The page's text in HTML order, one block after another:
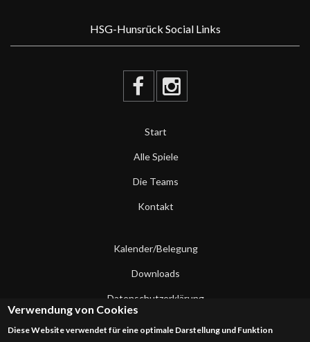
HSG-Hunsrück Social Links
Start
Alle Spiele
Die Teams
Kontakt
Kalender/Belegung
Downloads
Datenschutzerklärung
Verwendung von Cookies
Diese Website verwendet für eine optimale Darstellung und Funktion